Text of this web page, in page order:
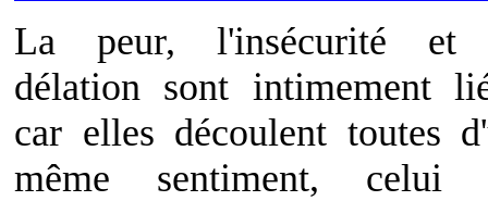
La peur, l'insécurité et
délation sont intimement
car elles découlent toutes
même sentiment, celui